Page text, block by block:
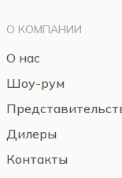
О КОМПАНИИ
О нас
Шоу-рум
Дилеры
Контакты